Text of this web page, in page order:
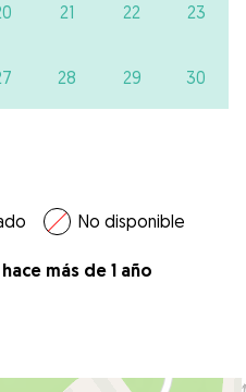
21 22 23
28 29 30
No disponible
más de 1 año